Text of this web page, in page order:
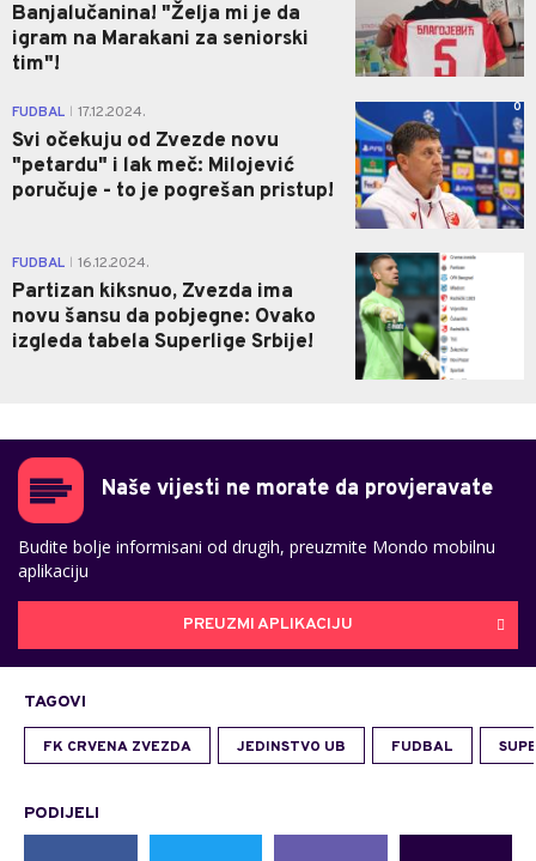
Banjalučanina! "Želja mi je da
igram na Marakani za seniorski
tim"!
FUDBAL 17.12.2024.
Svi očekuju od Zvezde novu
"petardu" i lak meč: Milojević
poručuje - to je pogrešan pristup!
0
FUDBAL 16.12.2024.
Partizan kiksnuo, Zvezda ima
novu šansu da pobjegne: Ovako
izgleda tabela Superlige Srbije!
Naše vijesti ne morate da provjeravate
Budite bolje informisani od drugih, preuzmite Mondo mobilnu
aplikaciju
PREUZMI APLIKACIJU
TAGOVI
FK CRVENA ZVEZDA JEDINSTVO UB FUDBAL
PODIJELI